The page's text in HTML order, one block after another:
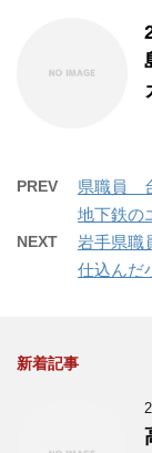
PREV
県職員
地下鉄の
NEXT
岩手県職
仕込んだ
新着記事